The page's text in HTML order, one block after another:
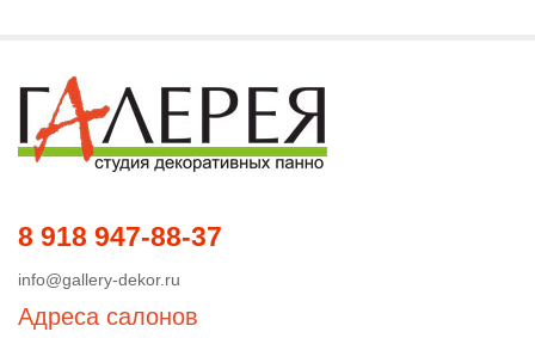
8 918 947-88-37
info@gallery-dekor.ru
Адреса салонов